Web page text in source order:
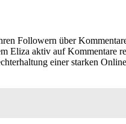
Followern über
aktiv auf Kommentare
einer starken